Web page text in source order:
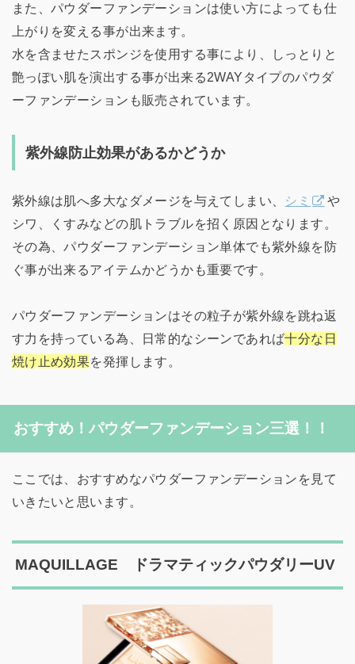
また、パウダーファンデーションは使い方によっても仕
上がりを変える事が出来ます。
水を含ませたスポンジを使用する事により、しっとりと
艶っぽい肌を演出する事が出来る2WAYタイプのパウダ
ーファンデーションも販売されています。
紫外線防止効果があるかどうか
紫外線は肌へ多大なダメージを与えてしまい、 シミ
や
シワ、くすみなどの肌トラブルを招く原因となります。
その為、パウダーファンデーション単体でも紫外線を防
ぐ事が出来るアイテムかどうかも重要です。
パウダーファンデーションはその粒子が紫外線を跳ね返
す力を持っている為、日常的なシーンであれば十分な日
焼け止め効果を発揮します。
おすすめ！パウダーファンデーション三選！！
ここでは、おすすめなパウダーファンデーションを見て
いきたいと思います。
MAQUILLAGE ドラマティックパウダリーUV